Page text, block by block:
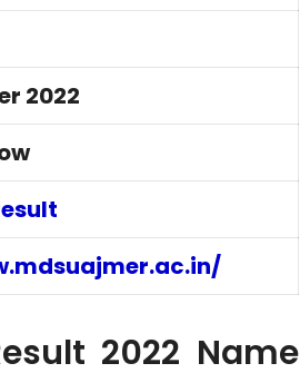
2022
/
2022 Name